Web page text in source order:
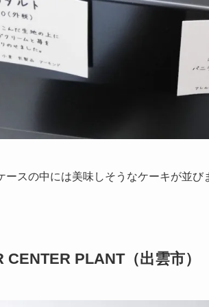
ースの中には美味しそうなケーキが並び
CENTER PLANT（出雲市）